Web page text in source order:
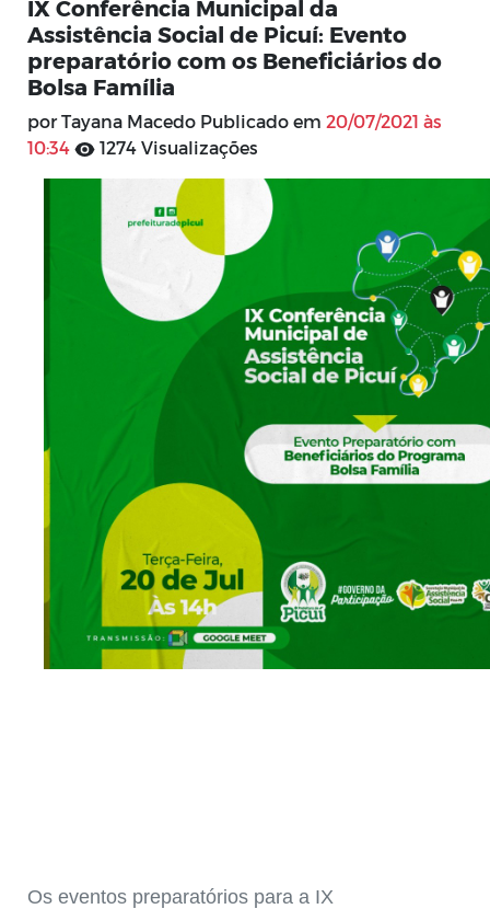
IX Conferência Municipal da
Assistência Social de Picuí: Evento
preparatório com os Beneficiários do
Bolsa Família
por Tayana Macedo Publicado em 20/07/2021 às
10:34
1274 Visualizações
Os eventos preparatórios para a IX